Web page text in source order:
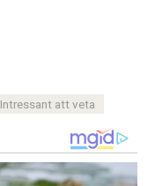
Intressant att veta